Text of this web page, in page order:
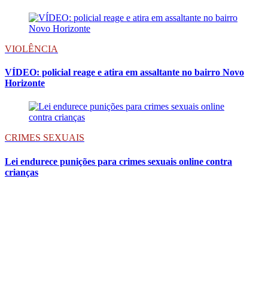
VIOLÊNCIA
VÍDEO: policial reage e atira em assaltante no bairro Novo
Horizonte
CRIMES SEXUAIS
Lei endurece punições para crimes sexuais online contra
crianças